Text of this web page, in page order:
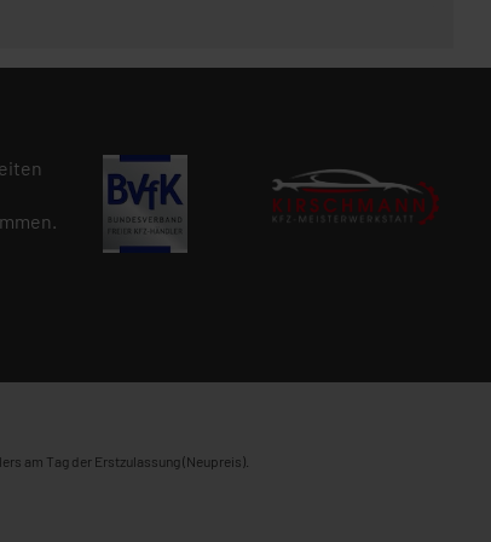
am Tag der Erstzulassung (Neupreis).